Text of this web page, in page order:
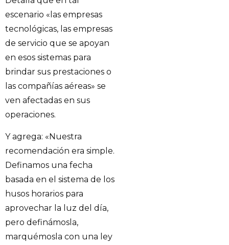
escenario «las empresas
tecnológicas, las empresas
de servicio que se apoyan
en esos sistemas para
brindar sus prestaciones o
las compañías aéreas» se
ven afectadas en sus
operaciones.
Y agrega: «Nuestra
recomendación era simple.
Definamos una fecha
basada en el sistema de los
husos horarios para
aprovechar la luz del día,
pero definámosla,
marquémosla con una ley